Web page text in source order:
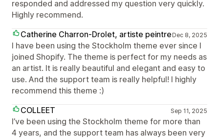
responded and addressed my question very quickly.
Highly recommend.
Catherine Charron-Drolet, artiste peintreDec 8, 2025
I have been using the Stockholm theme ever since I
joined Shopify. The theme is perfect for my needs as
an artist. It is really beautiful and elegant and easy to
use. And the support team is really helpful! I highly
recommend this theme :)
COLLEET
Sep 11, 2025
I’ve been using the Stockholm theme for more than
4 years, and the support team has always been very